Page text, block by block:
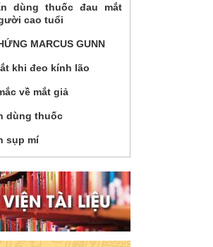
dùng thuốc đau mắt
cao tuổi
MARCUS GUNN
khi đeo kính lão
về mắt giả
dùng thuốc
sụp mí